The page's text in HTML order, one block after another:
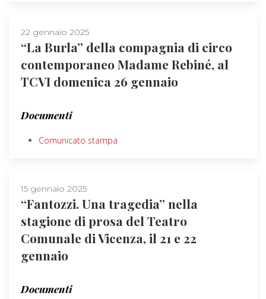
22 gennaio 2025
“La Burla” della compagnia di circo
contemporaneo Madame Rebiné, al
TCVI domenica 26 gennaio
Documenti
Comunicato stampa
15 gennaio 2025
“Fantozzi. Una tragedia” nella
stagione di prosa del Teatro
Comunale di Vicenza, il 21 e 22
gennaio
Documenti